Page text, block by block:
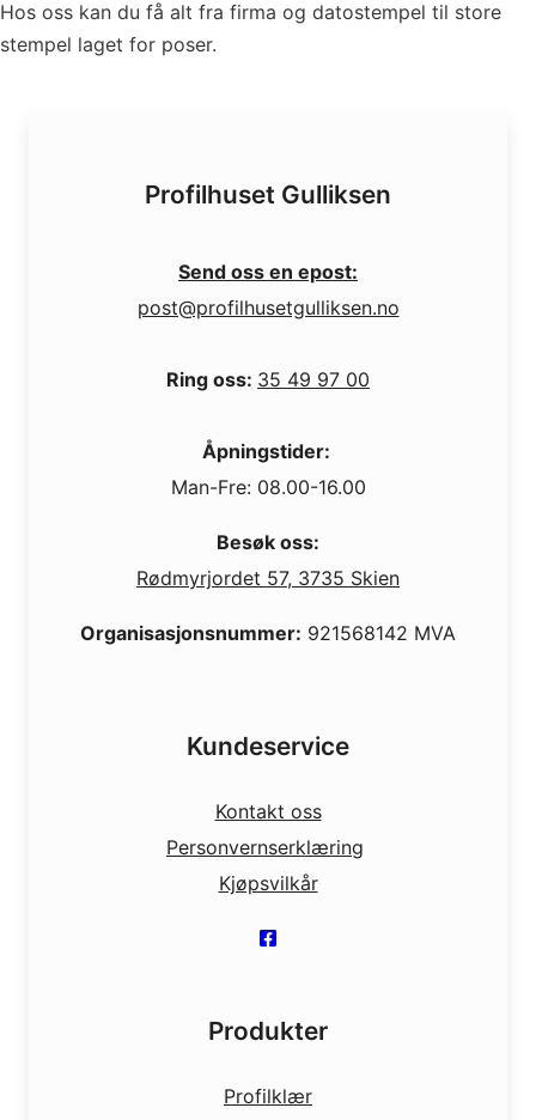
Hos oss kan du få alt fra firma og datostempel til store
stempel laget for poser.
Profilhuset Gulliksen
Send oss en epost:
post@profilhusetgulliksen.no
Ring oss: 35 49 97 00
Åpningstider:
Man-Fre: 08.00-16.00
Besøk oss:
Rødmyrjordet 57, 3735 Skien
Organisasjonsnummer: 921568142 MVA
Kundeservice
Kontakt oss
Personvernserklæring
Kjøpsvilkår
Produkter
Profilklær